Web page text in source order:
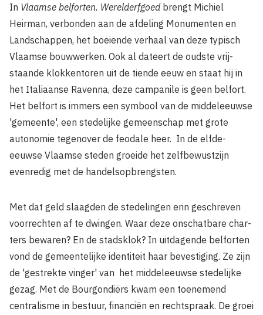
In Vlaamse belforten. Werelderfgoed brengt Michiel
Heirman, verbonden aan de afdeling Monumenten en
Landschappen, het boei­ende verhaal van deze typisch
Vlaamse bouwwerken. Ook al dateert de oudste vrij­
staande klokkentoren uit de tiende eeuw en staat hij in
het Italiaanse Ravenna, deze campanile is geen belfort.
Het belfort is immers een symbool van de middeleeuwse
'gemeente', een stedelijke gemeenschap met grote
autonomie tegenover de feodale heer. In de elfde-
eeuwse Vlaamse steden groeide het zelfbewustzijn
evenredig met de handelsopbrengsten.
Met dat geld slaagden de stedelingen erin geschreven
voorrechten af te dwingen. Waar deze onschatbare char­
ters bewaren? En de stadsklok? In uitda­gende belforten
vond de gemeentelijke identiteit haar bevestiging. Ze zijn
de 'gestrekte vinger' van het middeleeuwse stedelijke
gezag. Met de Bourgondiërs kwam een toenemend
centralisme in bestuur, financiën en rechtspraak. De groei